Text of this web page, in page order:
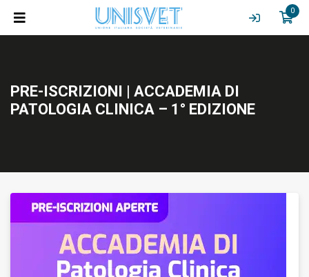
PRE-ISCRIZIONI | ACCADEMIA DI
PATOLOGIA CLINICA – 1° EDIZIONE
0